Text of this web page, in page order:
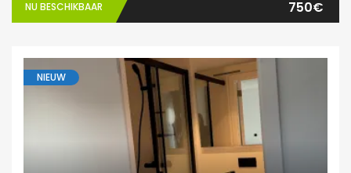
NU BESCHIKBAAR 750€
NIEUW